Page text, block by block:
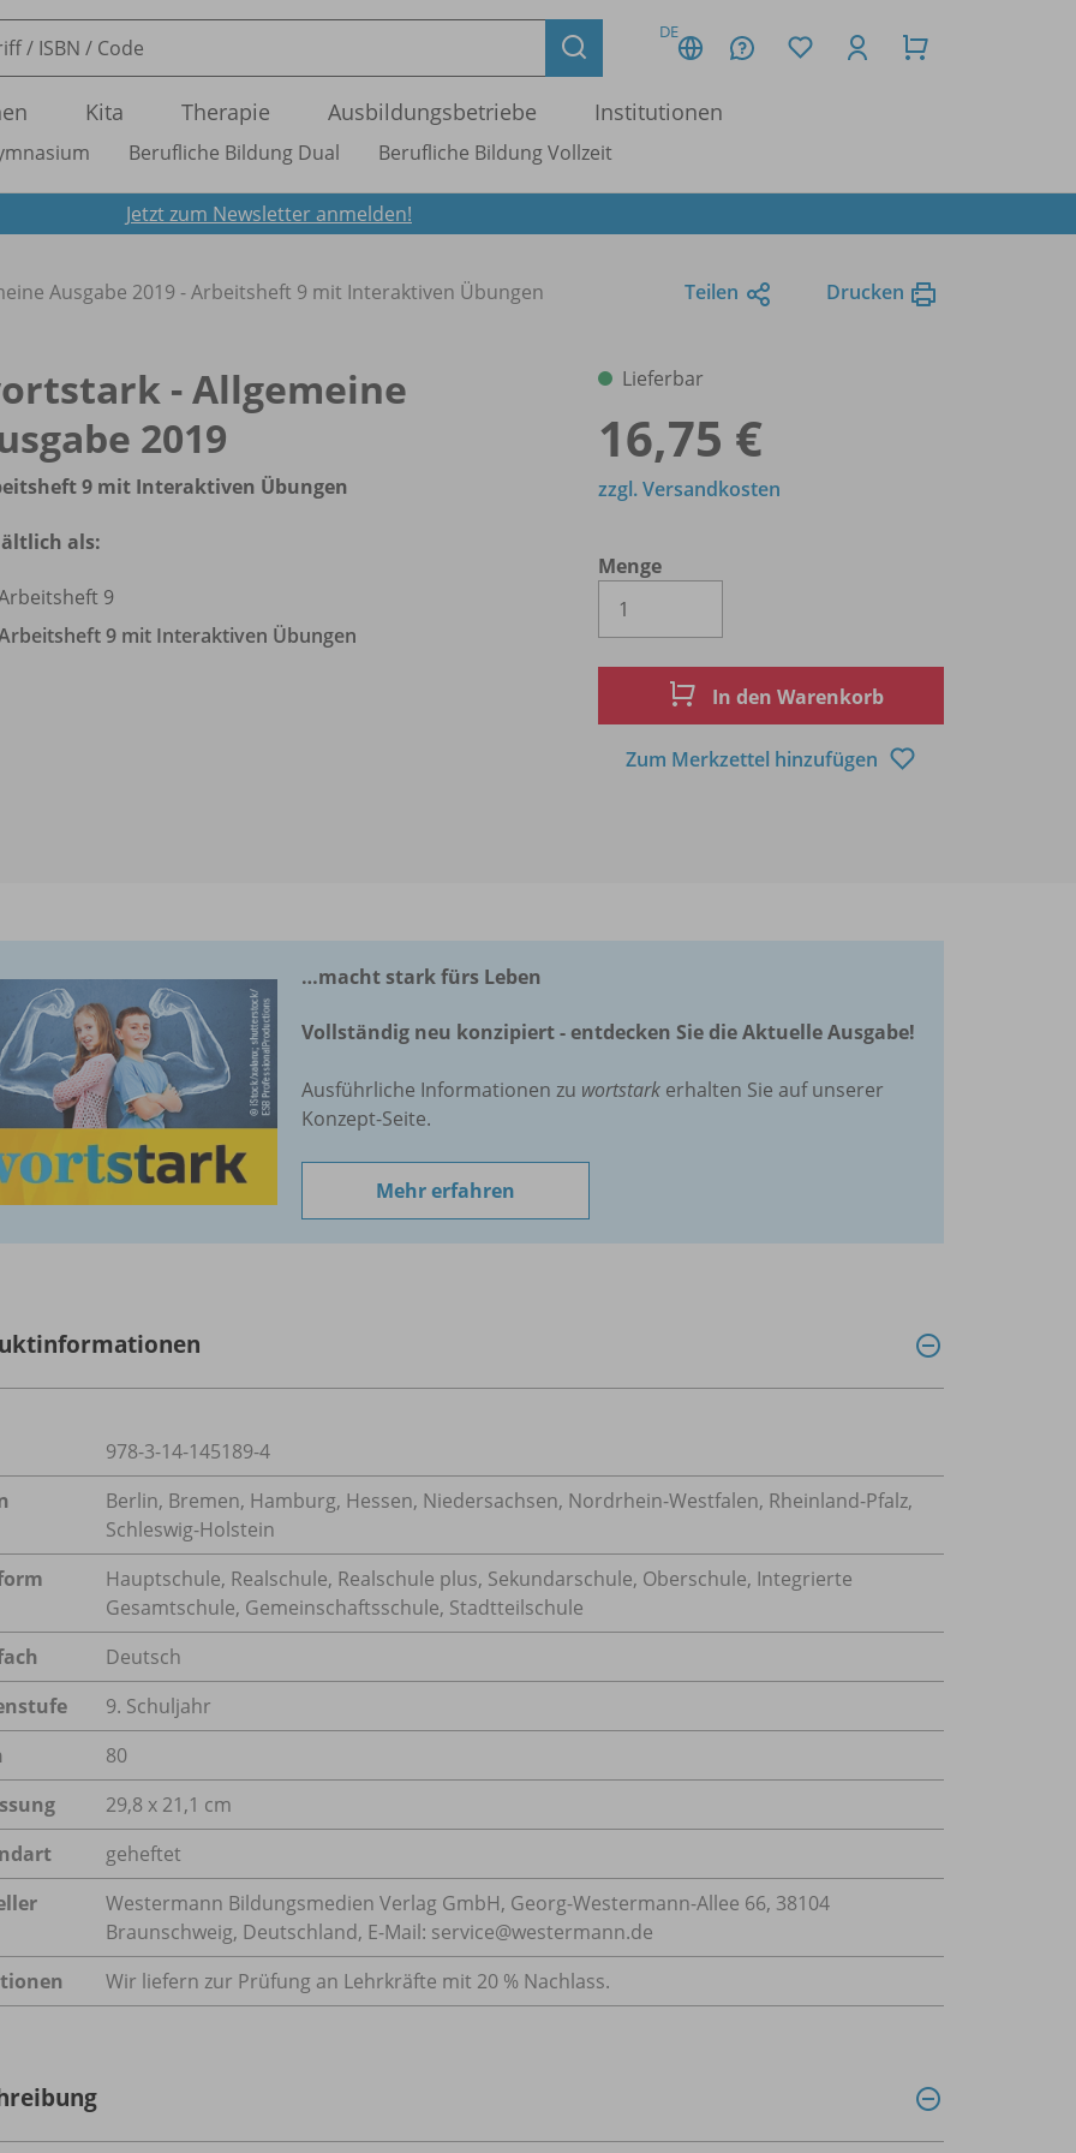
DE
Kita Therapie Ausbildungsbetriebe Institutionen
Berufliche Bildung Dual Berufliche Bildung Vollzeit
Jetzt zum Newsletter anmelden!
Ausgabe 2019 - Arbeitsheft 9 mit Interaktiven Übungen Teilen Drucken
- Allgemeine
2019
9 mit Interaktiven Übungen
als:
9
9 mit Interaktiven Übungen
Lieferbar
16,75 €
Menge
zzgl. Versandkosten
In den Warenkorb
Zum Merkzettel hinzufügen
…macht stark fürs Leben
Vollständig neu konzipiert - entdecken Sie die Aktuelle Ausgabe!
Ausführliche Informationen zu wortstark erhalten Sie auf unserer
Konzept-Seite.
Mehr erfahren
978-3-14-145189-4
Berlin, Bremen, Hamburg, Hessen, Niedersachsen, Nordrhein-Westfalen, Rheinland-Pfalz,
Schleswig-Holstein
Hauptschule, Realschule, Realschule plus, Sekundarschule, Oberschule, Integrierte
Gesamtschule, Gemeinschaftsschule, Stadtteilschule
Deutsch
9. Schuljahr
80
29,8 x 21,1 cm
geheftet
Westermann Bildungsmedien Verlag GmbH, Georg-Westermann-Allee 66, 38104
Braunschweig, Deutschland, E-Mail: service@westermann.de
Wir liefern zur Prüfung an Lehrkräfte mit 20 % Nachlass.